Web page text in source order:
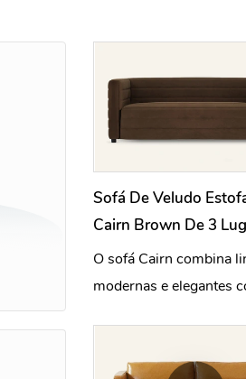
Sofá De Veludo
Cairn Brown De 3
Para Sala De Estar
O sofá Cairn combina
modernas e elegantes
em canaletas conferem